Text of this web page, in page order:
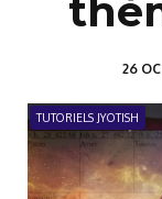
26
TUTORIELS JYOTISH